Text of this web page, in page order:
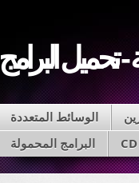
- تحميل البرامج
الوسائط المتعددة
البرامج المحمولة